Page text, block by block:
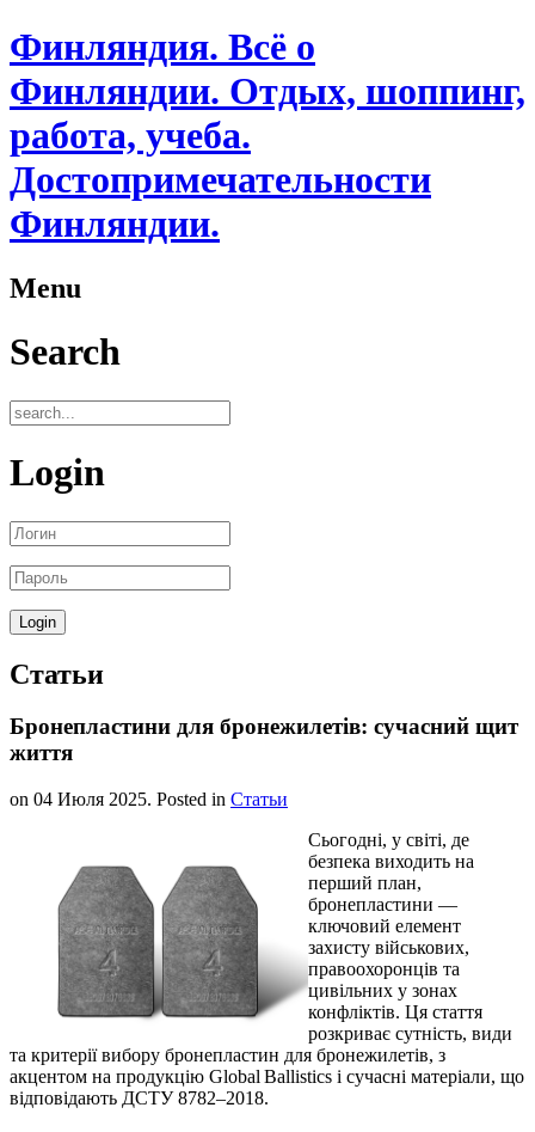
Финляндия. Всё о
Финляндии. Отдых, шоппинг,
работа, учеба.
Достопримечательности
Финляндии.
Menu
Search
Login
Статьи
Бронепластини для бронежилетів: сучасний щит
життя
on 04 Июля 2025. Posted in Статьи
Сьогодні, у світі, де
безпека виходить на
перший план,
бронепластини —
ключовий елемент
захисту військових,
правоохоронців та
цивільних у зонах
конфліктів. Ця стаття
розкриває сутність, види
та критерії вибору бронепластин для бронежилетів, з
акцентом на продукцію Global Ballistics і сучасні матеріали, що
відповідають ДСТУ 8782‒2018.